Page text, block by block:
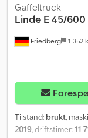
Friedberg 1 352
Gaffeltruck
Linde E 45/600
Tilstand: brukt,
2019, driftstimer:11